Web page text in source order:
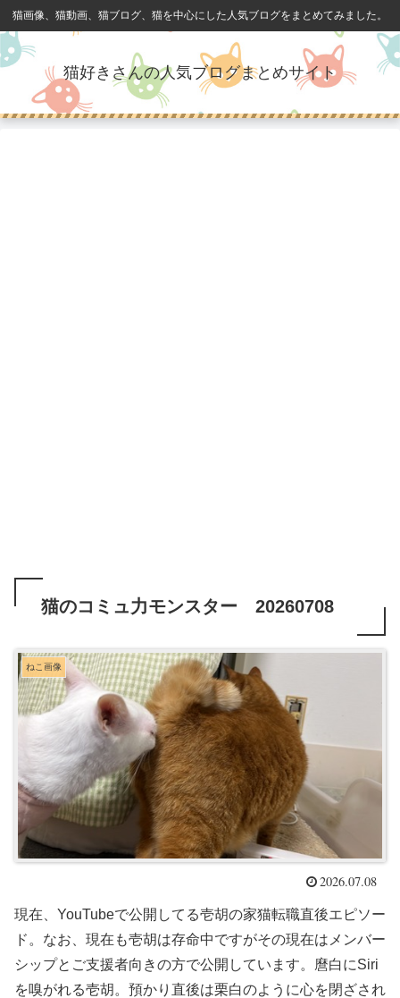
猫画像、猫動画、猫ブログ、猫を中心にした人気ブログをまとめてみました。
猫好きさんの人気ブログまとめサイト
猫のコミュ力モンスター 20260708
ねこ画像
2026.07.08
現在、YouTubeで公開してる壱胡の家猫転職直後エピソー
ド。なお、現在も壱胡は存命中ですがその現在はメンバー
シップとご支援者向きの方で公開しています。麿白にSiri
を嗅がれる壱胡。預かり直後は栗白のように心を閉ざされ